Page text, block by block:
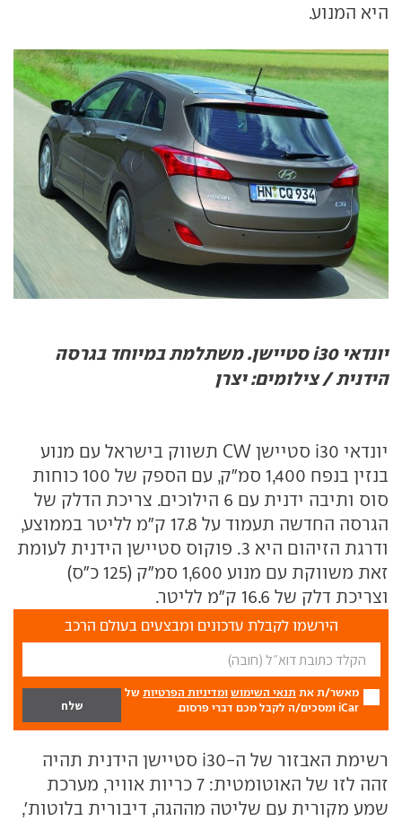
היא המנוע.
יונדאי i30 סטיישן. משתלמת במיוחד בגרסה
הידנית / צילומים: יצרן
יונדאי i30 סטיישן CW תשווק בישראל עם מנוע
בנזין בנפח 1,400 סמ"ק, עם הספק של 100 כוחות
סוס ותיבה ידנית עם 6 הילוכים. צריכת הדלק של
הגרסה החדשה תעמוד על 17.8 ק"מ לליטר בממוצע,
ודרגת הזיהום היא 3. פוקוס סטיישן הידנית לעומת
זאת משווקת עם מנוע 1,600 סמ"ק (125 כ"ס)
וצריכת דלק של 16.6 ק"מ לליטר.
הירשמו לקבלת עדכונים ומבצעים בעולם הרכב
מאשר/ת את תנאי השימוש ומדיניות הפרטיות של
iCar ומסכים/ה לקבל מכם דברי פרסום.
רשימת האבזור של ה-i30 סטיישן הידנית תהיה
זהה לזו של האוטומטית: 7 כריות אוויר, מערכת
שמע מקורית עם שליטה מההגה, דיבורית בלוטות',